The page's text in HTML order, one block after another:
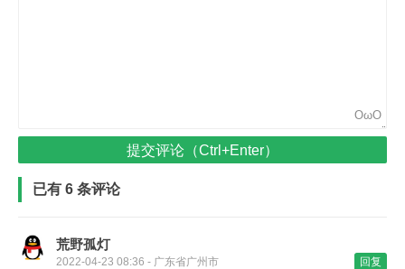
OωO
提交评论（Ctrl+Enter）
已有 6 条评论
荒野孤灯
2022-04-23 08:36 - 广东省广州市 回复